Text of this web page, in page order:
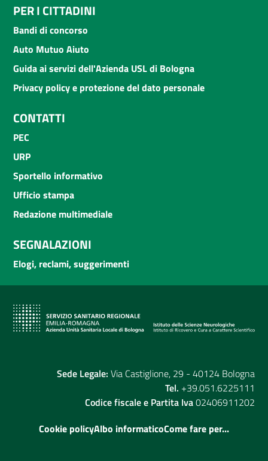
PER I CITTADINI
Bandi di concorso
Auto Mutuo Aiuto
Guida ai servizi dell'Azienda USL di Bologna
Privacy policy e protezione del dato personale
CONTATTI
PEC
URP
Sportello informativo
Ufficio stampa
Redazione multimediale
SEGNALAZIONI
Elogi, reclami, suggerimenti
Sede Legale: Via Castiglione, 29 - 40124 Bologna
Tel. +39.051.6225111
Codice fiscale e Partita Iva02406911202
Cookie policyAlbo informaticoCome fare per...